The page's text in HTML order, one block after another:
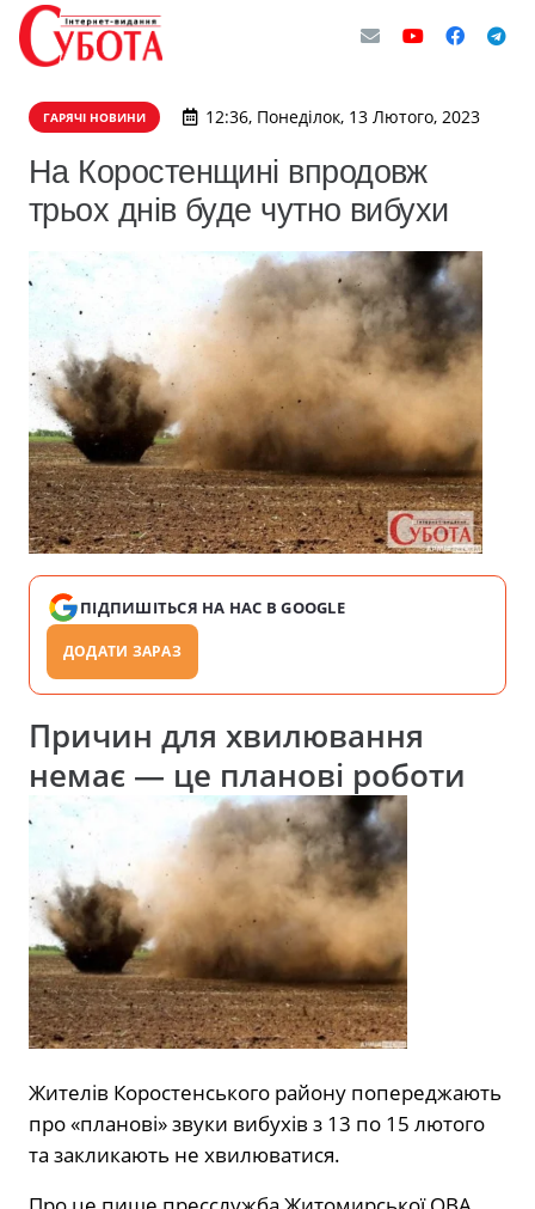
ГАРЯЧІ НОВИНИ 12:36, Понеділок, 13 Лютого, 2023
На Коростенщині впродовж
трьох днів буде чутно вибухи
ПІДПИШІТЬСЯ НА НАС В GOOGLE
ДОДАТИ ЗАРАЗ
Причин для хвилювання
немає — це планові роботи
Жителів Коростенського району попереджають
про «планові» звуки вибухів з 13 по 15 лютого
та закликають не хвилюватися.